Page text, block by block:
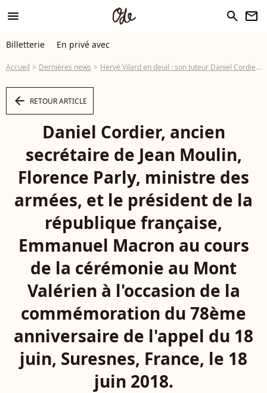
menu search newsletter
Billetterie En privé avec
Accueil Dernières news Hervé Vilard en deuil : son tuteur Daniel Cordier, Compagnon de la Libération, est mort
arrow_left RETOUR ARTICLE
Daniel Cordier, ancien
secrétaire de Jean Moulin,
Florence Parly, ministre des
armées, et le président de la
république française,
Emmanuel Macron au cours
de la cérémonie au Mont
Valérien à l'occasion de la
commémoration du 78ème
anniversaire de l'appel du 18
juin, Suresnes, France, le 18
juin 2018.